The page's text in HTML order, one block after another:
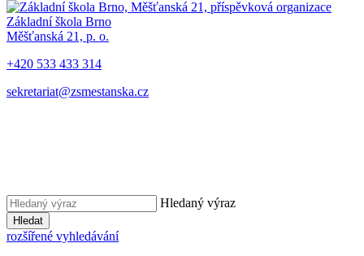
Základní škola Brno
Měšťanská 21, p. o.
+420 533 433 314
sekretariat@zsmestanska.cz
Hledaný výraz
Hledat
rozšířené vyhledávání